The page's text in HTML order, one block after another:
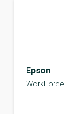
Epson
WorkForce